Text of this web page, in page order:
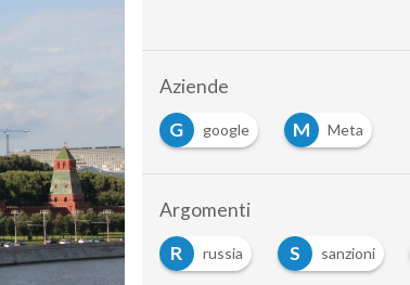
Aziende
G
google M Meta
Argomenti
R
russia S sanzioni